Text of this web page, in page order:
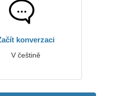
konverzaci
V češtině